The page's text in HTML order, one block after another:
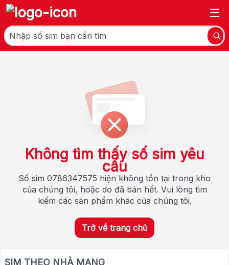
Không tìm thấy số sim yêu
cầu
Số sim 0786347575 hiện không tồn tại trong kho
của chúng tôi, hoặc do đã bán hết. Vui lòng tìm
kiếm các sản phẩm khác của chúng tôi.
Trở về trang chủ
SIM THEO NHÀ MẠNG